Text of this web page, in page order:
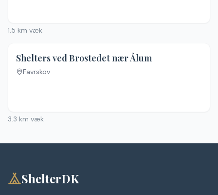
1.5 km væk
Shelters ved Brostedet nær Ålum
Favrskov
3.3 km væk
ShelterDK